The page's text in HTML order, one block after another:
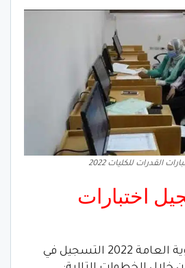
القدرات للكليات 2022
اختبارات
ويمكن لطلاب الثانوية العامة 2022 التسجيل في